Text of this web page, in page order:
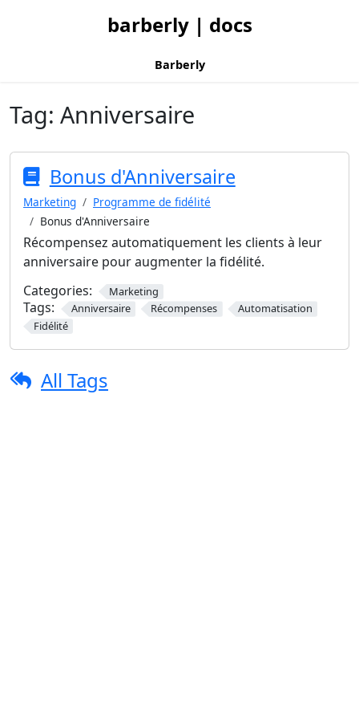
barberly | docs
Barberly
Tag: Anniversaire
Bonus d'Anniversaire
Marketing
Programme de fidélité
Bonus d'Anniversaire
Récompensez automatiquement les clients à leur
anniversaire pour augmenter la fidélité.
Categories:
Marketing
Tags: Anniversaire Récompenses
Automatisation
Fidélité
All Tags